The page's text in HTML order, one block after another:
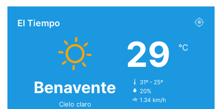
El Tiempo
Benavente
Cielo claro
29 ℃
31º - 25º
20%
1.34 km/h